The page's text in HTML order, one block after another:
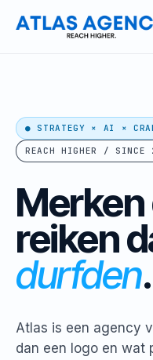
● STRATEGY × AI ×
REACH HIGHER / SINCE
Merken
reiken
durfden.
Atlas is een agency
dan een logo en wat